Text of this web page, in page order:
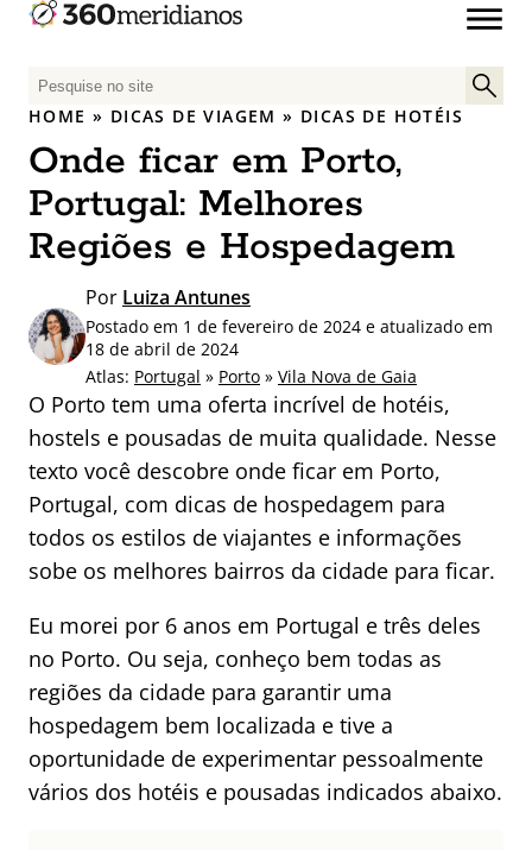
P
e
q
u
i
s
p
o
r
:
HOME » DICAS DE VIAGEM » DICAS DE HOTÉIS
Onde ficar em Porto,
Portugal: Melhores
Regiões e Hospedagem
Por Luiza Antunes
Postado em 1 de fevereiro de 2024 e atualizado em
18 de abril de 2024
Atlas: Portugal » Porto » Vila Nova de Gaia
O Porto tem uma oferta incrível de hotéis,
hostels e pousadas de muita qualidade. Nesse
texto você descobre onde ficar em Porto,
Portugal, com dicas de hospedagem para
todos os estilos de viajantes e informações
sobe os melhores bairros da cidade para ficar.
Eu morei por 6 anos em Portugal e três deles
no Porto. Ou seja, conheço bem todas as
regiões da cidade para garantir uma
hospedagem bem localizada e tive a
oportunidade de experimentar pessoalmente
vários dos hotéis e pousadas indicados abaixo.